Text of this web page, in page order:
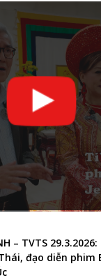
– TVTS
đạo diễn phim